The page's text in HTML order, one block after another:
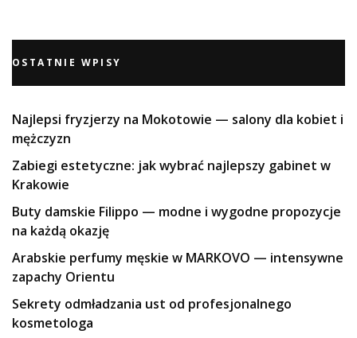
OSTATNIE WPISY
Najlepsi fryzjerzy na Mokotowie — salony dla kobiet i
mężczyzn
Zabiegi estetyczne: jak wybrać najlepszy gabinet w
Krakowie
Buty damskie Filippo — modne i wygodne propozycje
na każdą okazję
Arabskie perfumy męskie w MARKOVO — intensywne
zapachy Orientu
Sekrety odmładzania ust od profesjonalnego
kosmetologa